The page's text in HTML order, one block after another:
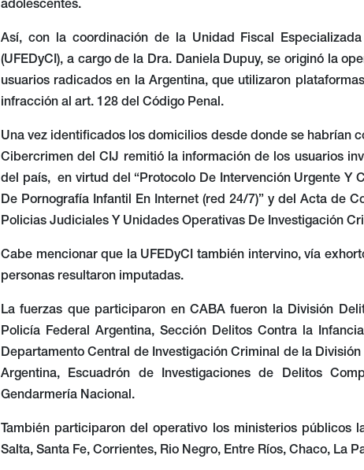
adolescentes.
Así, con la coordinación de la Unidad Fiscal
(UFEDyCI), a cargo de la Dra. Daniela Dupuy, se originó la
usuarios radicados en la Argentina, que utilizaron
infracción al art. 128 del Código Penal.
Una vez identificados los domicilios desde donde se habrían
Cibercrimen del CIJ remitió la información de los usuarios
del país, en virtud del “Protocolo De Intervención Urgente Y
De Pornografía Infantil En Internet (red 24/7)” y del Acta de
Policias Judiciales Y Unidades Operativas De Investigación
Cabe mencionar que la UFEDyCI también intervino, vía
personas resultaron imputadas.
La fuerzas que participaron en CABA fueron la División
Policía Federal Argentina, Sección Delitos Contra la
Departamento Central de Investigación Criminal de la
Argentina, Escuadrón de Investigaciones de Delitos
Gendarmería Nacional.
También participaron del operativo los ministerios públicos
Salta, Santa Fe, Corrientes, Rio Negro, Entre Ríos, Chaco, La